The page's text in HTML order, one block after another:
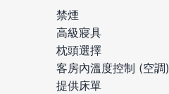
禁煙
高級寢具
枕頭選擇
客房內溫度控制 (空調)
提供床單